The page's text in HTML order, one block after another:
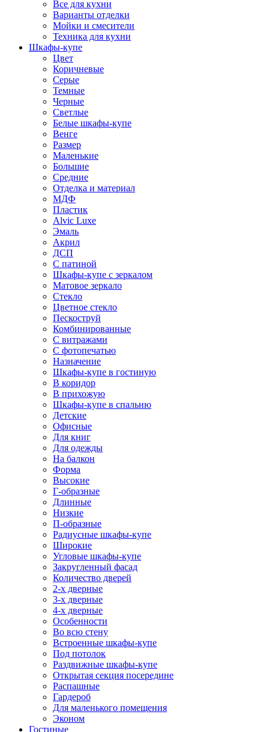
Все для кухни
Варианты отделки
Мойки и смесители
Техника для кухни
Шкафы-купе
Цвет
Коричневые
Серые
Темные
Черные
Светлые
Белые шкафы-купе
Венге
Размер
Маленькие
Большие
Средние
Отделка и материал
МДФ
Пластик
Alvic Luxe
Эмаль
Акрил
ДСП
С патиной
Шкафы-купе с зеркалом
Матовое зеркало
Стекло
Цветное стекло
Пескоструй
Комбинированные
С витражами
С фотопечатью
Назначение
Шкафы-купе в гостиную
В коридор
В прихожую
Шкафы-купе в спальню
Детские
Офисные
Для книг
Для одежды
На балкон
Форма
Высокие
Г-образные
Длинные
Низкие
П-образные
Радиусные шкафы-купе
Широкие
Угловые шкафы-купе
Закругленный фасад
Количество дверей
2-х дверные
3-х дверные
4-х дверные
Особенности
Во всю стену
Встроенные шкафы-купе
Под потолок
Раздвижные шкафы-купе
Открытая секция посередине
Распашные
Гардероб
Для маленького помещения
Эконом
Гостиные